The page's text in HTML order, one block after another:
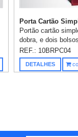
Porta Cartão
Portão cartão
dobra, e dois
couro sintético.
inclusa.
REF.: 10BRPC04
DETALHES